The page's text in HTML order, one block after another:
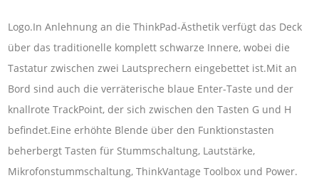
Logo.In Anlehnung an die ThinkPad-Ästhetik verfügt das Deck
über das traditionelle komplett schwarze Innere, wobei die
Tastatur zwischen zwei Lautsprechern eingebettet ist.Mit an
Bord sind auch die verräterische blaue Enter-Taste und der
knallrote TrackPoint, der sich zwischen den Tasten G und H
befindet.Eine erhöhte Blende über den Funktionstasten
beherbergt Tasten für Stummschaltung, Lautstärke,
Mikrofonstummschaltung, ThinkVantage Toolbox und Power.